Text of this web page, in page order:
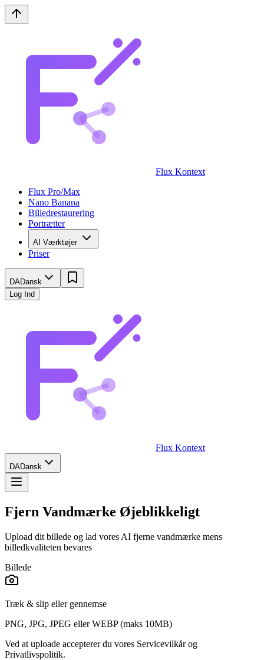
Flux Kontext
Flux Pro/Max
Nano Banana
Billedrestaurering
Portrætter
AI Værktøjer
Priser
DADansk
Log Ind
Flux Kontext
DADansk
Fjern Vandmærke Øjeblikkeligt
Upload dit billede og lad vores AI fjerne vandmærke mens
billedkvaliteten bevares
Billede
Træk & slip eller gennemse
PNG, JPG, JPEG eller WEBP (maks 10MB)
Ved at uploade accepterer du vores Servicevilkår og
Privatlivspolitik.